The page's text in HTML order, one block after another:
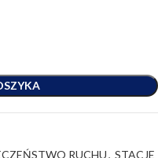
RUCHU, STACJE